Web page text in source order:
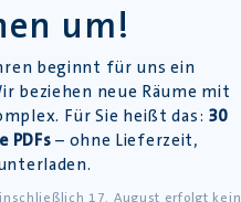
um!
beginnt für uns ein
beziehen neue Räume mit
Für Sie heißt das: 30
PDFs – ohne Lieferzeit,
17. August erfolgt kein